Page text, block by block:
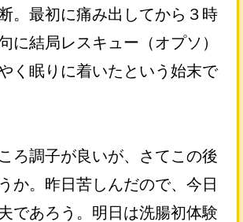
。最初に痛み出してから３時
に結局レスキュー（オプソ）
く眠りに着いたという始末で
ろ調子が良いが、さてこの後
か。昨日苦しんだので、今日
であろう。明日は洗腸初体験